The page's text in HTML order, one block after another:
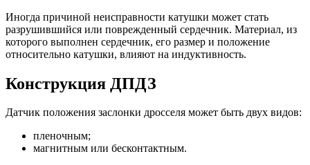
Иногда причиной неисправности катушки может стать
разрушившийся или поврежденный сердечник. Материал, из
которого выполнен сердечник, его размер и положение
относительно катушки, влияют на индуктивность.
Конструкция ДПДЗ
Датчик положения заслонки дросселя может быть двух видов:
пленочным;
магнитным или бесконтактным.